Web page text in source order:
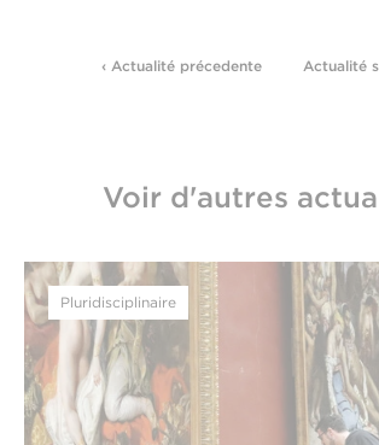
‹ Actualité précedente Actualité
Voir d'autres
Pluridisciplinaire